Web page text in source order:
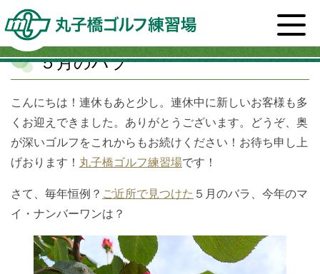
ホーム>スタッフブログ一覧>周辺情報 ５月のバラ
５月のバラ
こんにちは！連休もあと少し。連休中に新しいお客様も多
くお迎えできました。ありがとうございます。どうぞ、奥
が深いゴルフをこれからもお続けください！お待ち申し上
げおります！ 丸子橋ゴルフ練習場です！
さて、毎年恒例？ ご近所で見つけた ５月のバラ、今年のマ
イ・ナンバーワンは？